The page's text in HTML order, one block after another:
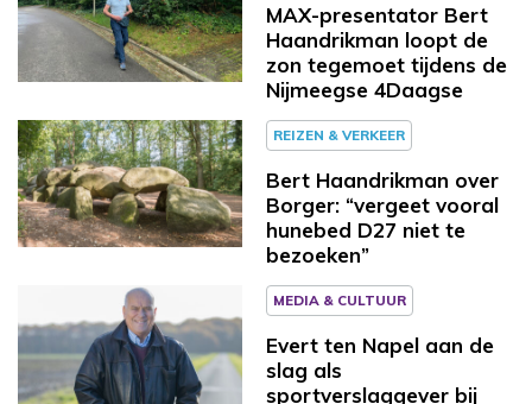
MAX-presentator Bert
Haandrikman loopt de
zon tegemoet tijdens de
Nijmeegse 4Daagse
REIZEN & VERKEER
Bert Haandrikman over
Borger: “vergeet vooral
hunebed D27 niet te
bezoeken”
MEDIA & CULTUUR
Evert ten Napel aan de
slag als
sportverslaggever bij